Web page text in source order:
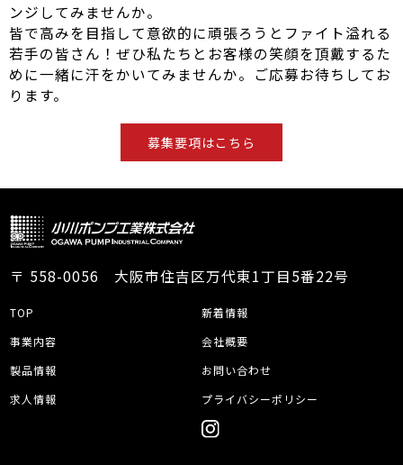
ンジしてみませんか。
皆で高みを目指して意欲的に頑張ろうとファイト溢れる
若手の皆さん！ぜひ私たちとお客様の笑顔を頂戴するた
めに一緒に汗をかいてみませんか。ご応募お待ちしてお
ります。
募集要項はこちら
〒 558-0056 大阪市住吉区万代東1丁目5番22号
TOP
新着情報
事業内容
会社概要
製品情報
お問い合わせ
求人情報
プライバシーポリシー